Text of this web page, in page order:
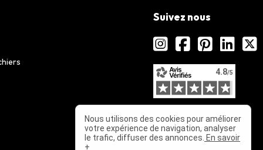
Suivez nous
Nous utilisons des cookies pour améliorer
votre expérience de navigation, analyser
le trafic, diffuser des annonces. En savoir
+